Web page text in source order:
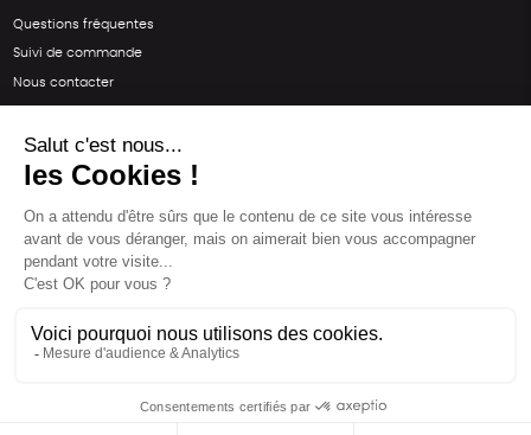
Questions fréquentes
Suivi de commande
Nous contacter
SUIVEZ-NOUS
Une boutique élaborée avec par RGOODS